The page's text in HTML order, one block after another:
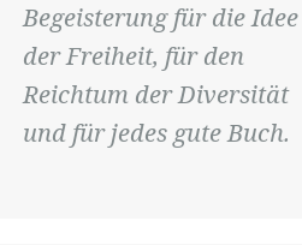
Begeisterung für die Idee
der Freiheit, für den
Reichtum der Diversität
und für jedes gute Buch.